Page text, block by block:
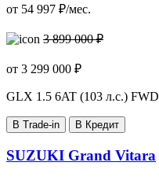
от 54 997 ₽/мес.
3 899 000 ₽
от 3 299 000 ₽
GLX 1.5 6AT (103 л.с.) FWD
В Trade-in В Кредит
SUZUKI Grand Vitara